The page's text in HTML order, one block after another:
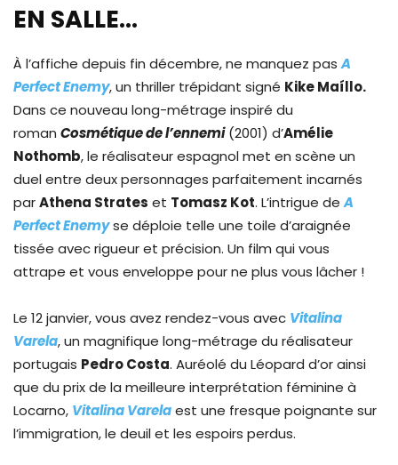
EN SALLE…
À l’affiche depuis fin décembre, ne manquez pasA
Perfect Enemy, un thriller trépidant signé Kike Maíllo.
Dans ce nouveau long-métrage inspiré du
roman Cosmétique de l’ennemi(2001) d’Amélie
Nothomb, le réalisateur espagnol met en scène un
duel entre deux personnages parfaitement incarnés
parAthena Strates et Tomasz Kot. L’intrigue deA
Perfect Enemyse déploie telle une toile d’araignée
tissée avec rigueur et précision. Un film qui vous
attrape et vous enveloppe pour ne plus vous lâcher !
Le 12 janvier, vous avez rendez-vous avec Vitalina
Varela, un magnifique long-métrage du réalisateur
portugais Pedro Costa. Auréolé du Léopard d’or ainsi
que du prix de la meilleure interprétation féminine à
Locarno, Vitalina Varelaest une fresque poignante sur
l’immigration, le deuil et les espoirs perdus.